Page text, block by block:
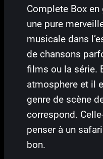
Complete Box
une pure
musicale dans
de chansons
films ou la série.
atmosphere et il
genre de scène
correspond.
penser à un
bon.